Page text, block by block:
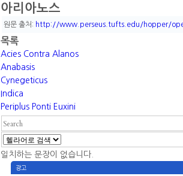
아리아노스
원문 출처: http://www.perseus.tufts.edu/hopper/
목록
Acies Contra Alanos
Anabasis
Cynegeticus
Indica
Periplus Ponti Euxini
일치하는 문장이 없습니다.
광고